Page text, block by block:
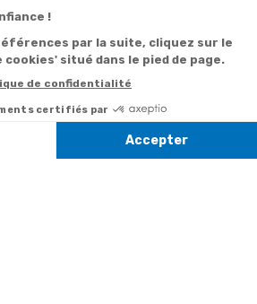
Désabonnement à
la newsletter
Contact
1ère visite
Commander à
partir du catalogue
Questions
Du lundi au
samedi de 8h à
20h
Par email :
Contactez-
nous
Par courrier